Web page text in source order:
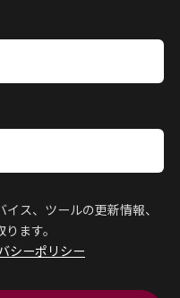
ス、ツールの更新情報、
ます。
シーポリシー